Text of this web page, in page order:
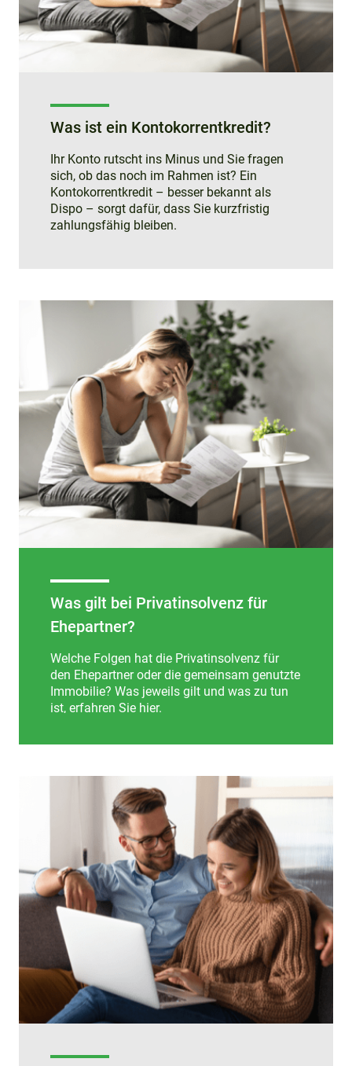
Was ist ein Kontokorrentkredit?
Ihr Konto rutscht ins Minus und Sie fragen
sich, ob das noch im Rahmen ist? Ein
Kontokorrentkredit – besser bekannt als
Dispo – sorgt dafür, dass Sie kurzfristig
zahlungsfähig bleiben.
Was gilt bei Privatinsolvenz für
Ehepartner?
Welche Folgen hat die Privatinsolvenz für
den Ehepartner oder die gemeinsam genutzte
Immobilie? Was jeweils gilt und was zu tun
ist, erfahren Sie hier.